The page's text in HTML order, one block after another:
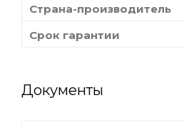
Страна-производитель
Срок гарантии
Документы